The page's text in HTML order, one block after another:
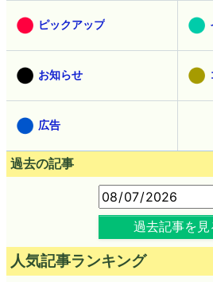
ピックアップ
お知らせ
広告
過去の記事
過去記事を見
人気記事ランキング